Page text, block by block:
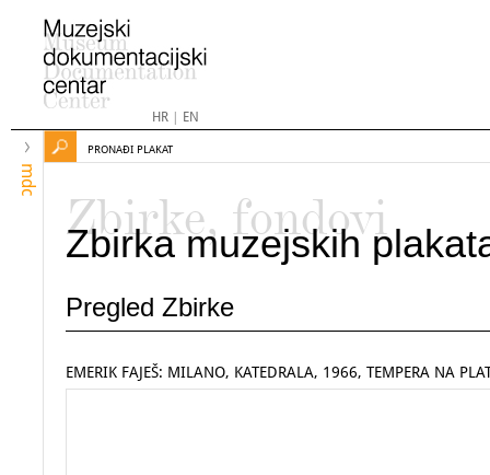
HR| EN
mdc
PRONAĐI PLAKAT
Zbirke, fondovi
Zbirka muzejskih
Pregled Zbirke
EMERIK FAJEŠ: MILANO, KATEDRALA, 1966, TEMPERA NA